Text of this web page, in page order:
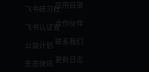
飞书研习社
飞书认证官
公益计划
生态快讯
应用目录
合作伙伴
联系我们
更新日志